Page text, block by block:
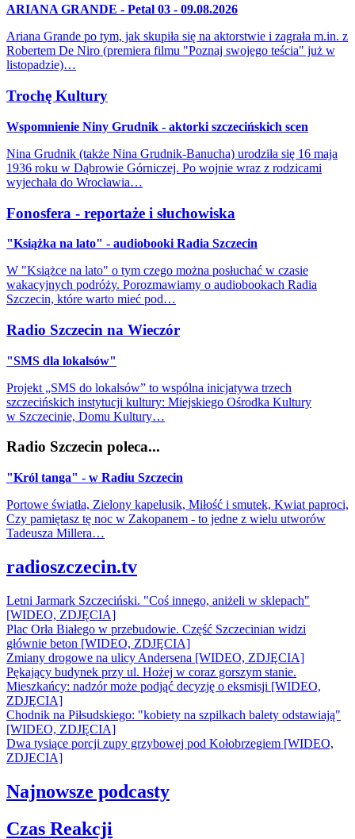
ARIANA GRANDE - Petal 03 - 09.08.2026
Ariana Grande po tym, jak skupiła się na aktorstwie i zagrała m.in. z
Robertem De Niro (premiera filmu "Poznaj swojego teścia" już w
listopadzie)…
Trochę Kultury
Wspomnienie Niny Grudnik - aktorki szczecińskich scen
Nina Grudnik (także Nina Grudnik-Banucha) urodziła się 16 maja
1936 roku w Dąbrowie Górniczej. Po wojnie wraz z rodzicami
wyjechała do Wrocławia…
Fonosfera - reportaże i słuchowiska
"Książka na lato" - audiobooki Radia Szczecin
W "Książce na lato" o tym czego można posłuchać w czasie
wakacyjnych podróży. Porozmawiamy o audiobookach Radia
Szczecin, które warto mieć pod…
Radio Szczecin na Wieczór
"SMS dla lokalsów"
Projekt „SMS do lokalsów” to wspólna inicjatywa trzech
szczecińskich instytucji kultury: Miejskiego Ośrodka Kultury
w Szczecinie, Domu Kultury…
Radio Szczecin poleca...
"Król tanga" - w Radiu Szczecin
Portowe światła, Zielony kapelusik, Miłość i smutek, Kwiat paproci,
Czy pamiętasz tę noc w Zakopanem - to jedne z wielu utworów
Tadeusza Millera…
radioszczecin.tv
Letni Jarmark Szczeciński. "Coś innego, aniżeli w sklepach"
[WIDEO, ZDJĘCIA]
Plac Orła Białego w przebudowie. Część Szczecinian widzi
głównie beton [WIDEO, ZDJĘCIA]
Zmiany drogowe na ulicy Andersena [WIDEO, ZDJĘCIA]
Pękający budynek przy ul. Hożej w coraz gorszym stanie.
Mieszkańcy: nadzór może podjąć decyzję o eksmisji [WIDEO,
ZDJĘCIA]
Chodnik na Piłsudskiego: "kobiety na szpilkach balety odstawiają"
[WIDEO, ZDJĘCIA]
Dwa tysiące porcji zupy grzybowej pod Kołobrzegiem [WIDEO,
ZDJECIA]
Najnowsze podcasty
Czas Reakcji